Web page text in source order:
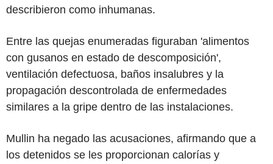
describieron como inhumanas.
Entre las quejas enumeradas figuraban 'alimentos
con gusanos en estado de descomposición',
ventilación defectuosa, baños insalubres y la
propagación descontrolada de enfermedades
similares a la gripe dentro de las instalaciones.
Mullin ha negado las acusaciones, afirmando que a
los detenidos se les proporcionan calorías y